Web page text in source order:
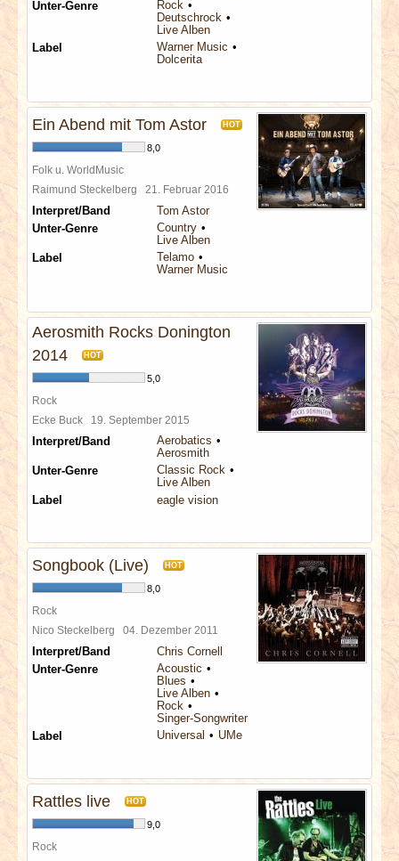
Unter-Genre
Rock
Deutschrock
Live Alben
Label
Warner Music
Dolcerita
Ein Abend mit Tom Astor HOT
8,0
Folk u. WorldMusic
Raimund Steckelberg 21. Februar 2016
Interpret/Band
Tom Astor
Unter-Genre
Country
Live Alben
Label
Telamo
Warner Music
Aerosmith Rocks Donington
2014
HOT
5,0
Rock
Ecke Buck 19. September 2015
Interpret/Band
Aerobatics
Aerosmith
Unter-Genre
Classic Rock
Live Alben
Label
eagle vision
Songbook (Live) HOT
8,0
Rock
Nico Steckelberg 04. Dezember 2011
Interpret/Band
Chris Cornell
Unter-Genre
Acoustic
Blues
Live Alben
Rock
Singer-Songwriter
Label
Universal UMe
Rattles live HOT
9,0
Rock